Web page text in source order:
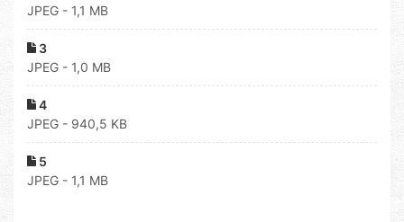
JPEG - 1,1 MB
3
JPEG - 1,0 MB
4
JPEG - 940,5 KB
5
JPEG - 1,1 MB